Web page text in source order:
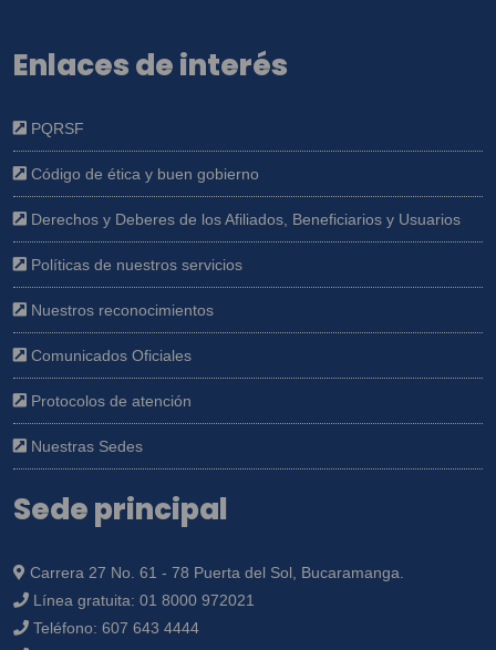
Enlaces de interés
PQRSF
Código de ética y buen gobierno
Derechos y Deberes de los Afiliados, Beneficiarios y Usuarios
Políticas de nuestros servicios
Nuestros reconocimientos
Comunicados Oficiales
Protocolos de atención
Nuestras Sedes
Sede principal
Carrera 27 No. 61 - 78 Puerta del Sol, Bucaramanga.
Línea gratuita: 01 8000 972021
Teléfono: 607 643 4444